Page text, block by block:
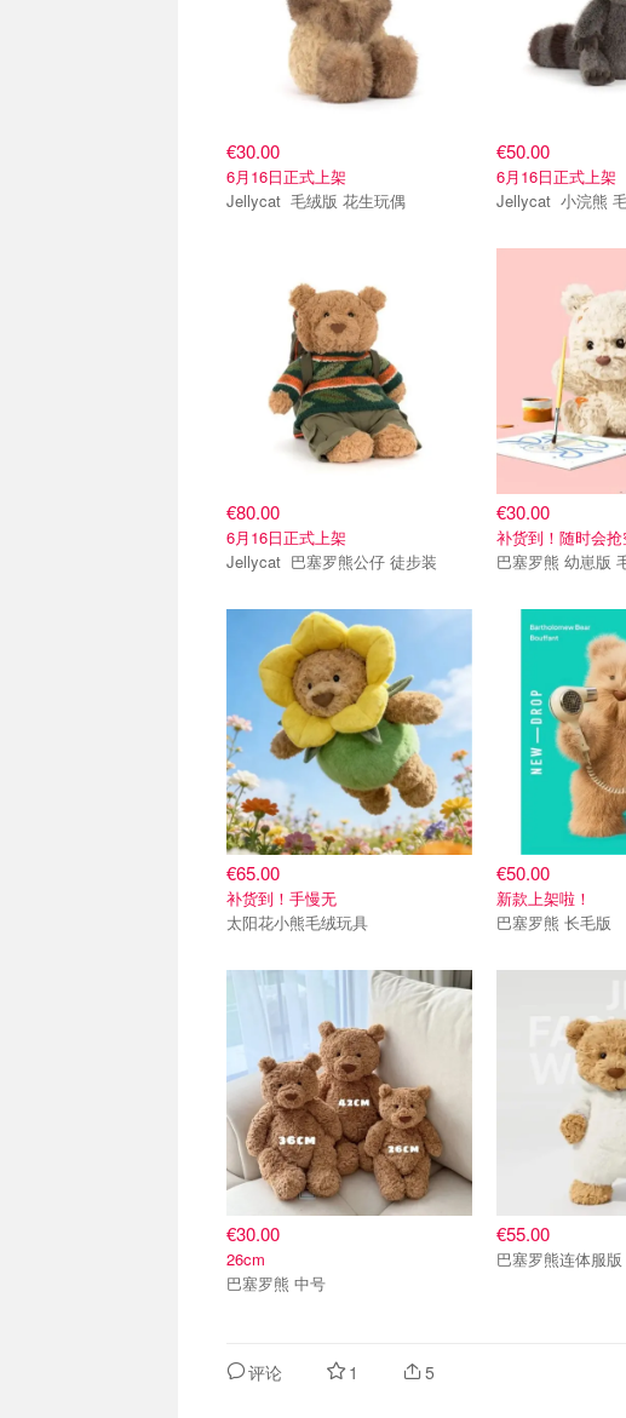
€30.00
6月16日正式上架
Jellycat 毛绒版 花生玩偶
€50.00
6月16日正式上架
Jellycat 小浣
€80.00
6月16日正式上架
Jellycat 巴塞罗熊公仔 徒步装
€30.00
补货到！随时会抢
巴塞罗熊 幼崽版
€65.00
补货到！手慢无
太阳花小熊毛绒玩具
€50.00
新款上架啦！
巴塞罗熊 长毛版
€30.00
26cm
巴塞罗熊 中号
€55.00
巴塞罗熊连体服版
评论 1 5